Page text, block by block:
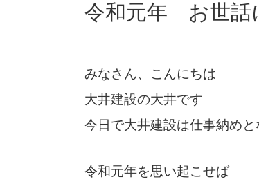
令和元年 お世話
みなさん、こんにちは
大井建設の大井です
今日で大井建設は仕事納めと
令和元年を思い起こせば